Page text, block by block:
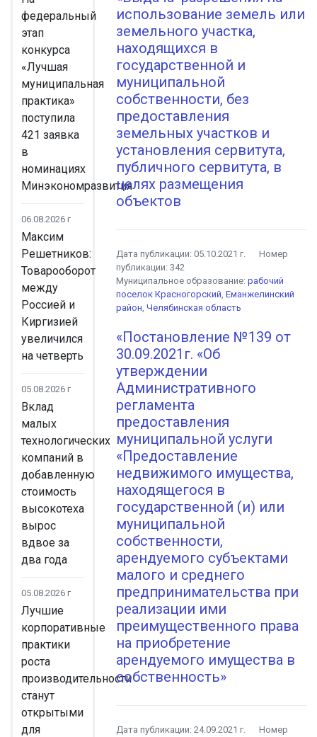
федеральный
этап
конкурса
«Лучшая
муниципальная
практика»
поступила
421 заявка
в
номинациях
Минэкономразвития
06.08.2026 г
Максим
Решетников:
Товарооборот
между
Россией и
Киргизией
увеличился
на четверть
05.08.2026 г
Вклад
малых
технологических
компаний в
добавленную
стоимость
высокотеха
вырос
вдвое за
два года
05.08.2026 г
Лучшие
корпоративные
практики
роста
производительности
станут
открытыми
для
использование земель или
земельного участка,​ ​
находящихся​ в​
государственной и
муниципальной
собственности, без
предоставления
земельных участков и
установления сервитута,
публичного сервитута, в
целях размещения
объектов
Дата публикации:05.10.2021 г.
Номер
публикации:342
Муниципальное образование:рабочий
поселок Красногорский,Еманжелинский
район,Челябинская область
«Постановление №139 от
30.09.2021г. «Об
утверждении
Административного
регламента
предоставления
муниципальной услуги
«Предоставление
недвижимого имущества,
находящегося в
государственной (и) или
муниципальной
собственности,
арендуемого субъектами
малого и среднего
предпринимательства при
реализации ими
преимущественного права
на приобретение
арендуемого имущества в
собственность»
Дата публикации:24.09.2021 г.
Номер